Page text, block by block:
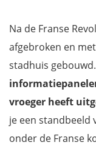
Na de Franse
afgebroken en
stadhuis gebouwd.
vroeger heeft
je een standbeeld
onder de Franse